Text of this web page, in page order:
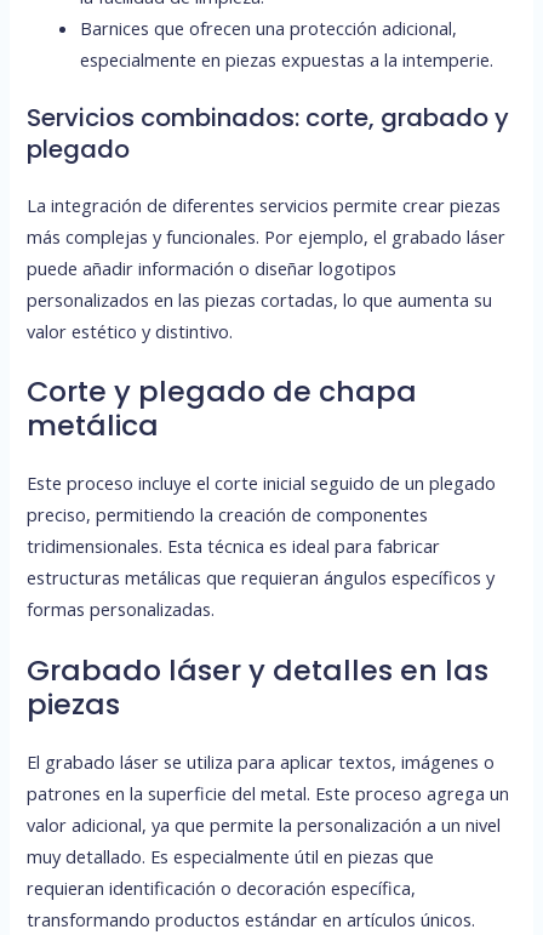
Barnices que ofrecen una protección adicional,
especialmente en piezas expuestas a la intemperie.
Servicios combinados: corte, grabado y
plegado
La integración de diferentes servicios permite crear piezas
más complejas y funcionales. Por ejemplo, el grabado láser
puede añadir información o diseñar logotipos
personalizados en las piezas cortadas, lo que aumenta su
valor estético y distintivo.
Corte y plegado de chapa
metálica
Este proceso incluye el corte inicial seguido de un plegado
preciso, permitiendo la creación de componentes
tridimensionales. Esta técnica es ideal para fabricar
estructuras metálicas que requieran ángulos específicos y
formas personalizadas.
Grabado láser y detalles en las
piezas
El grabado láser se utiliza para aplicar textos, imágenes o
patrones en la superficie del metal. Este proceso agrega un
valor adicional, ya que permite la personalización a un nivel
muy detallado. Es especialmente útil en piezas que
requieran identificación o decoración específica,
transformando productos estándar en artículos únicos.